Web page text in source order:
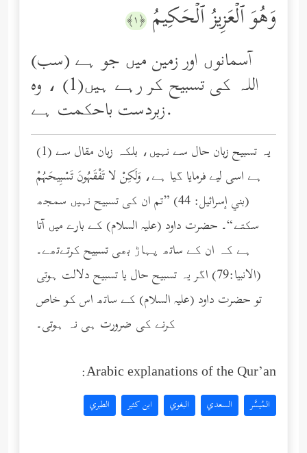
وَهُوَ ٱلۡعَزِیزُ ٱلۡحَكِیمُ ﴿١﴾
آسمانوں اور زمین میں جو ہے (سب)
اللہ کی تسبیح کر رہے ہیں(1) ، وه
زبردست باحکمت ہے.
(1) یہ تسبیح زبان حال سے نہیں، بلکہ زبان مقال سے
ہے اسی لیے فرمایا گیا ہے، وَلَكِنْ لا تَفْقَهُونَ تَسْبِيحَهُمْ
(بني إسرائيل: 44) ”تم ان کی تسبیح نہیں سمجھ
سکتے“۔ حضرت داود (عليه السلام) کے بارے میں آتا
ہے کہ ان کے ساتھ پہاڑ بھی تسبیح کرتےتھے۔
(الانبیا:79) اگر یہ تسبیح حال یا تسبیح دلالت ہوتی
تو حضرت داود (عليه السلام) کے ساتھ اس کو خاص
کرنے کی ضرورت ہی نہ ہوتی۔
Arabic explanations of the Qur’an:
المُيسَّر السعدي البغوي ابن كثير الطبري